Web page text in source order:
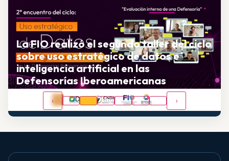
La FIO realizó el segundo taller del ciclo
sobre uso estratégico de datos e
inteligencia artificial en las
Defensorías Iberoamericanas
‹ ›